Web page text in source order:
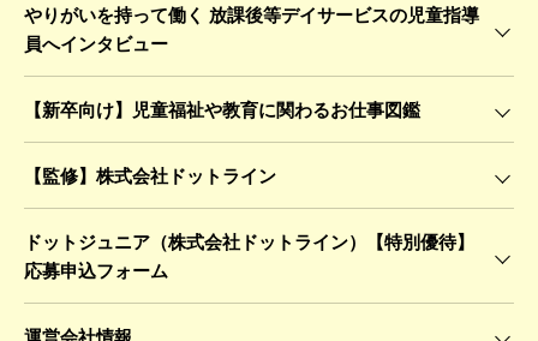
やりがいを持って働く 放課後等デイサービスの児童指導
員へインタビュー
【新卒向け】児童福祉や教育に関わるお仕事図鑑
【監修】株式会社ドットライン
ドットジュニア（株式会社ドットライン）【特別優待】
応募申込フォーム